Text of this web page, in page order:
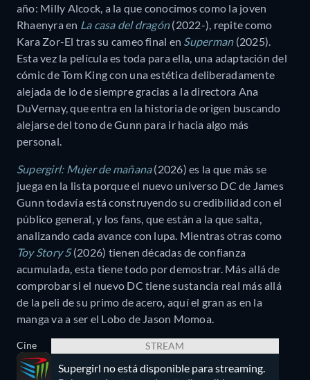
año: Milly Alcock, a la que conocimos como la joven
Rhaenyra en La casa del dragón(2022-), repite como
Kara Zor-El tras su cameo final en Superman(2025).
Esta vez la película es toda para ella, una adaptación del
cómic de Tom King con una estética deliberadamente
alejada de lo de siempre gracias a la directora Ana
DuVernay, que entra en la historia de origen buscando
alejarse del tono de Gunn para ir hacia algo más
personal.
Supergirl: Mujer de mañana(2026) es la que más se
juega en la lista porque el nuevo universo DC de James
Gunn todavía está construyendo su credibilidad con el
público general, y los fans, que están a la que salta,
analizando cada avance con lupa. Mientras otras como
Toy Story 5(2026) tienen décadas de confianza
acumulada, esta tiene todo por demostrar. Más allá de
comprobar si el nuevo DC tiene sustancia real más allá
de la peli de su primo de acero, aquí el gran as en la
manga va a ser el Lobo de Jason Momoa.
Cine STREAM
Supergirl no está disponible para streaming.